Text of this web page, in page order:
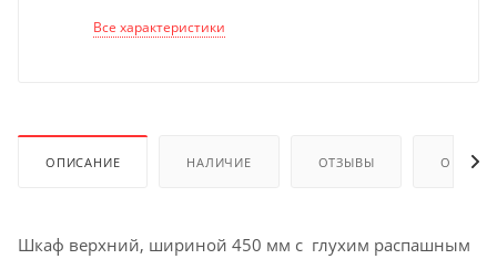
Все характеристики
ОПИСАНИЕ НАЛИЧИЕ ОТЗЫВЫ ОПЛАТА
Шкаф верхний, шириной 450 мм с глухим распашным